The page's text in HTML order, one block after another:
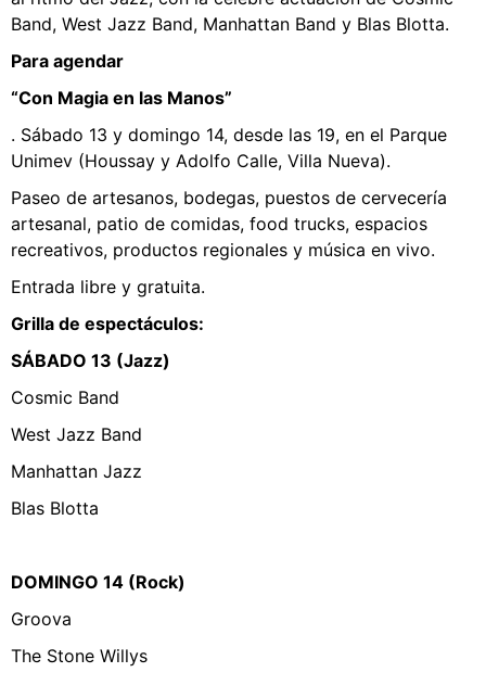
Band, West Jazz Band, Manhattan Band y Blas Blotta.
Para agendar
“Con Magia en las Manos”
. Sábado 13 y domingo 14, desde las 19, en el Parque
Unimev (Houssay y Adolfo Calle, Villa Nueva).
Paseo de artesanos, bodegas, puestos de cervecería
artesanal, patio de comidas, food trucks, espacios
recreativos, productos regionales y música en vivo.
Entrada libre y gratuita.
Grilla de espectáculos:
SÁBADO 13 (Jazz)
Cosmic Band
West Jazz Band
Manhattan Jazz
Blas Blotta
DOMINGO 14 (Rock)
Groova
The Stone Willys